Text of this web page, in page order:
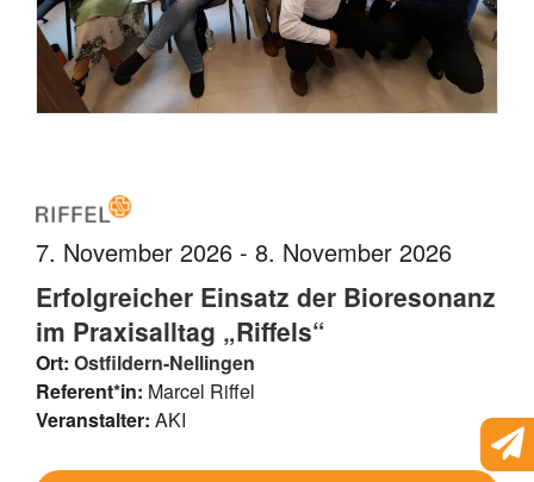
7. November 2026 - 8. November 2026
Erfolgreicher Einsatz der Bioresonanz
im Praxisalltag „Riffels“
Ort: Ostfildern-Nellingen
Referent*in: Marcel Riffel
Veranstalter: AKI